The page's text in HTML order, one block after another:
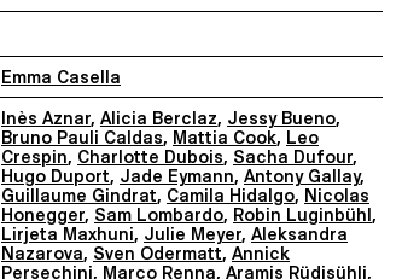
Emma Casella
Inès Aznar, Alicia Berclaz, Jessy Bueno,
Bruno Pauli Caldas, Mattia Cook, Leo
Crespin, Charlotte Dubois, Sacha Dufour,
Hugo Duport, Jade Eymann, Antony Gallay,
Guillaume Gindrat, Camila Hidalgo, Nicolas
Honegger, Sam Lombardo, Robin Luginbühl,
Lirjeta Maxhuni, Julie Meyer, Aleksandra
Nazarova, Sven Odermatt, Annick
Persechini, Marco Renna, Aramis Rüdisühli,